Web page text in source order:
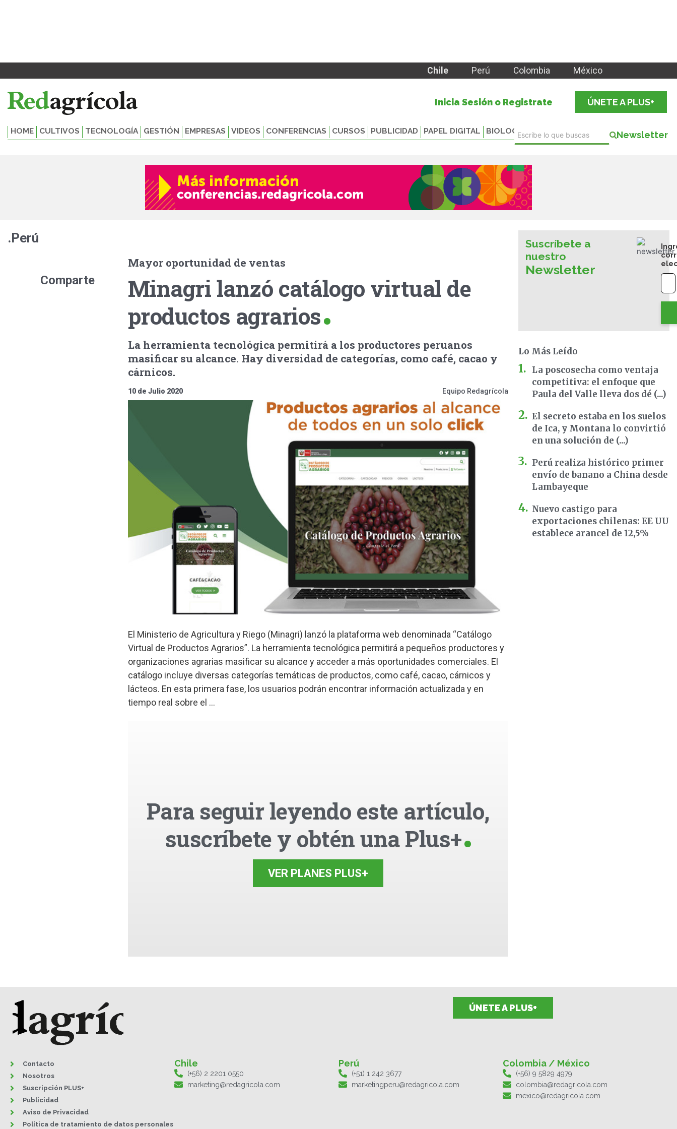
Chile Perú Colombia México
Inicia Sesión o Registrate ÚNETE A PLUS+
HOME CULTIVOS TECNOLOGÍA GESTIÓN EMPRESAS VIDEOS CONFERENCIAS CURSOS PUBLICIDAD PAPEL DIGITAL BIOLOGICALS Newsletter
.Perú
Comparte
Mayor oportunidad de ventas
Minagri lanzó catálogo virtual de
productos agrarios
La herramienta tecnológica permitirá a los productores peruanos
masificar su alcance. Hay diversidad de categorías, como café, cacao y
cárnicos.
10 de Julio 2020 Equipo Redagrícola
El Ministerio de Agricultura y Riego (Minagri) lanzó la plataforma web denominada “Catálogo
Virtual de Productos Agrarios”. La herramienta tecnológica permitirá a pequeños productores y
organizaciones agrarias masificar su alcance y acceder a más oportunidades comerciales. El
catálogo incluye diversas categorías temáticas de productos, como café, cacao, cárnicos y
lácteos. En esta primera fase, los usuarios podrán encontrar información actualizada y en
tiempo real sobre el ...
Para seguir leyendo este artículo,
suscríbete y obtén una Plus+
VER PLANES PLUS+
Suscríbete a
nuestro
Newsletter
Lo Más Leído
La poscosecha como ventaja
competitiva: el enfoque que
Paula del Valle lleva dos dé (...)
El secreto estaba en los suelos
de Ica, y Montana lo convirtió
en una solución de (...)
Perú realiza histórico primer
envío de banano a China desde
Lambayeque
Nuevo castigo para
exportaciones chilenas: EE UU
establece arancel de 12,5%
ÚNETE A PLUS+
Contacto
Nosotros
Suscripción PLUS+
Publicidad
Aviso de Privacidad
Política de tratamiento de datos personales
Chile
(+56) 2 2201 0550
marketing@redagricola.com
Perú
(+51) 1 242 3677
marketingperu@redagricola.com
Colombia / México
(+56) 9 5829 4979
colombia@redagricola.com
mexico@redagricola.com